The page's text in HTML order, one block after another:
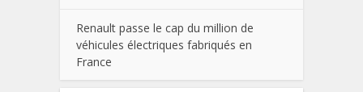
Renault passe le cap du million de
véhicules électriques fabriqués en
France